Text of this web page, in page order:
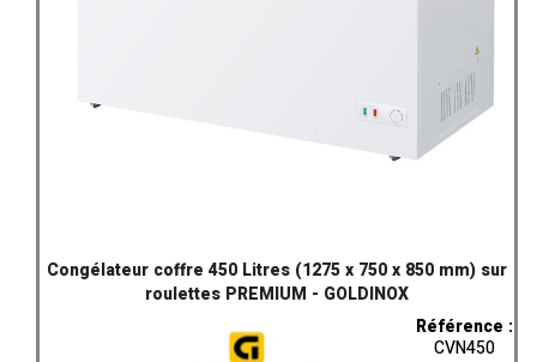
Congélateur coffre 450 Litres (1275 x 750 x 850 mm) sur
roulettes PREMIUM - GOLDINOX
Référence :
CVN450